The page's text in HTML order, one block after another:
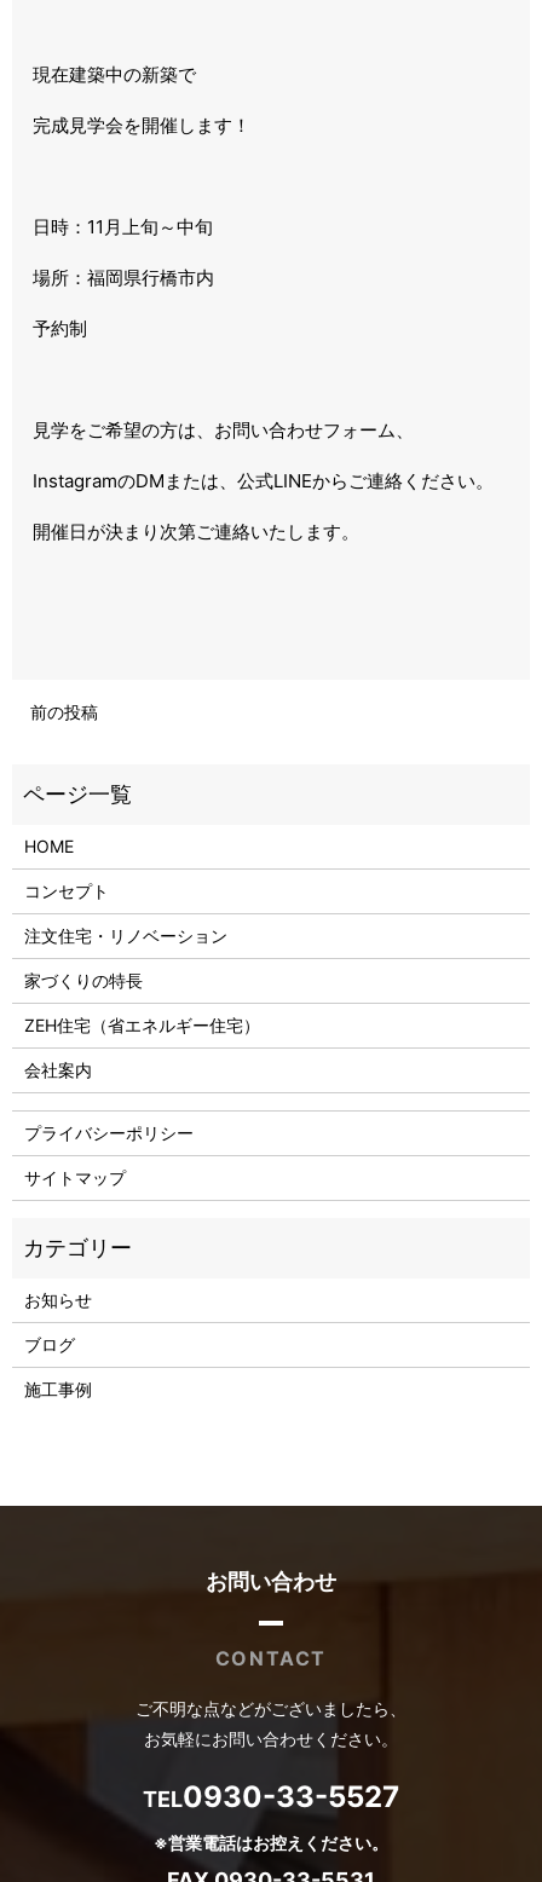
現在建築中の新築で
完成見学会を開催します！
日時：11月上旬～中旬
場所：福岡県行橋市内
予約制
見学をご希望の方は、お問い合わせフォーム、
InstagramのDMまたは、公式LINEからご連絡ください。
開催日が決まり次第ご連絡いたします。
前の投稿
HOME
コンセプト
注文住宅・リノベーション
家づくりの特長
ZEH住宅（省エネルギー住宅）
会社案内
プライバシーポリシー
サイトマップ
お知らせ
ブログ
施工事例
お問い合わせ
CONTACT
ご不明な点などがございましたら、
お気軽にお問い合わせください。
TEL0930-33-5527
※営業電話はお控えください。